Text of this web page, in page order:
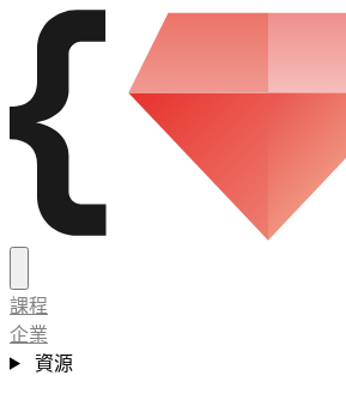
課程
企業
資源